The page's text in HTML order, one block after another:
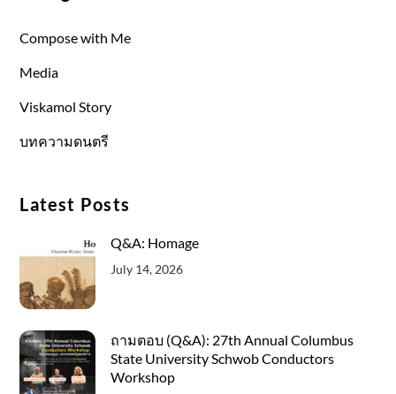
Compose with Me
Media
Viskamol Story
บทความดนตรี
Latest Posts
Q&A: Homage
July 14, 2026
ถามตอบ (Q&A): 27th Annual Columbus
State University Schwob Conductors
Workshop